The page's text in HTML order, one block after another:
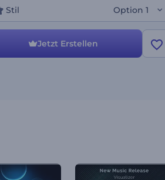
mehr zu bewerben. Probieren Sie es jetzt aus!
Stil Option 1
Jetzt Erstellen